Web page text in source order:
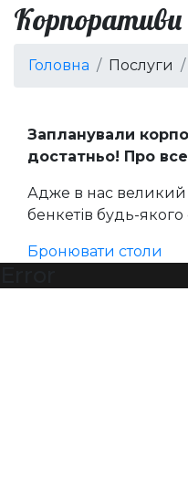
Корпоративи
Головна Послуги
Запланували
достатньо! Про
Адже в нас великий
бенкетів будь-
Бронювати столи